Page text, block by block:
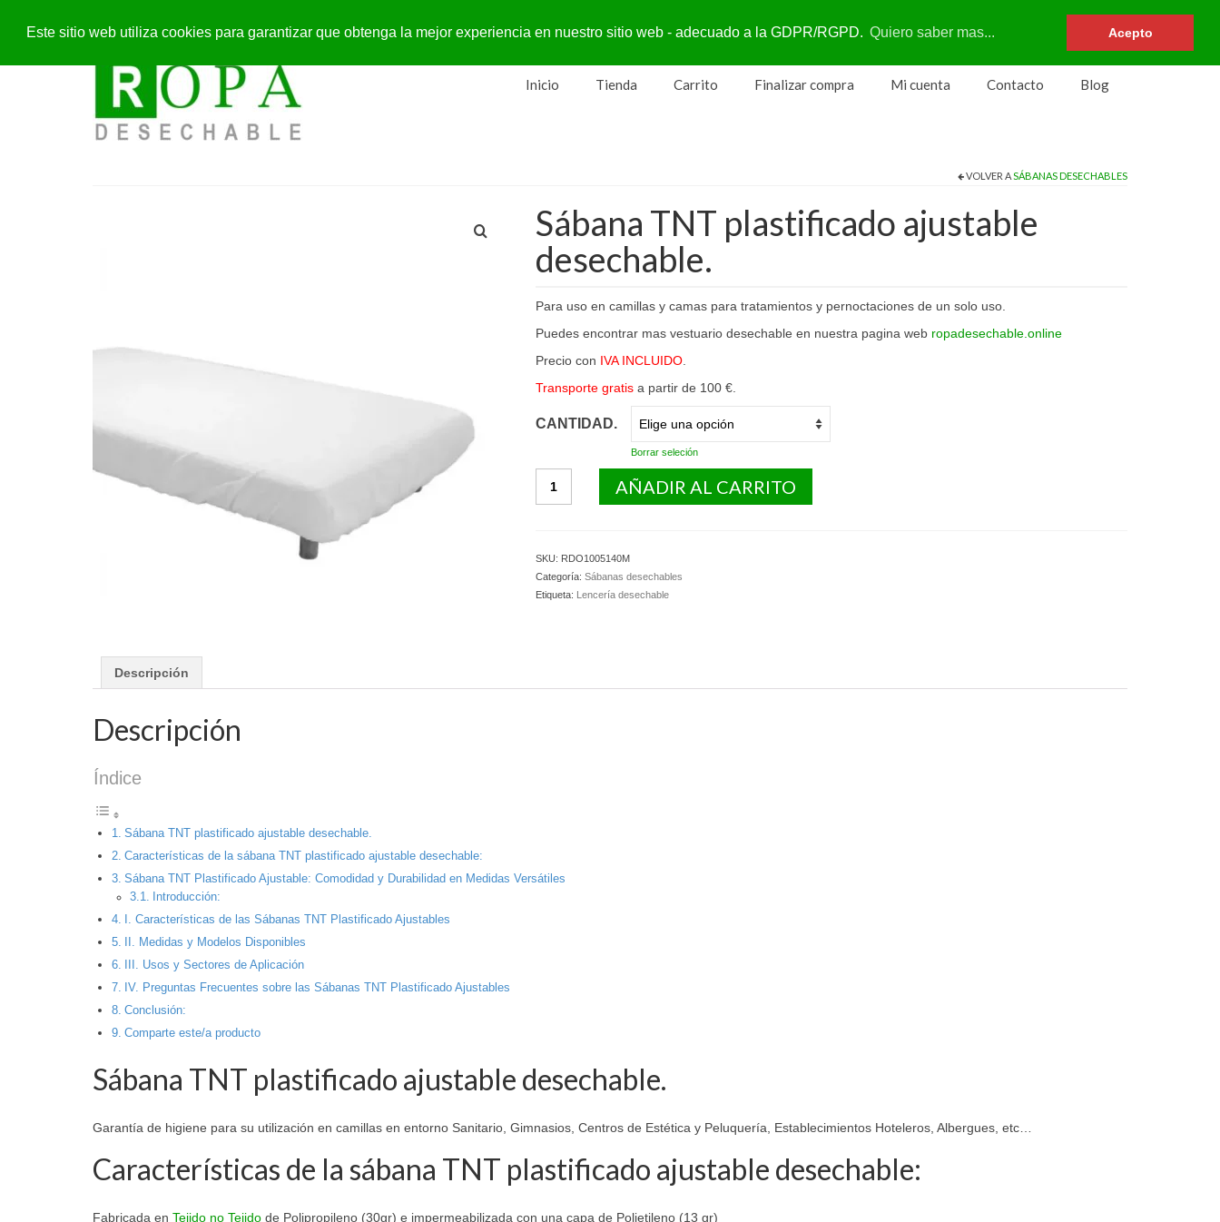
Este sitio web utiliza cookies para garantizar que obtenga la mejor experiencia en nuestro sitio web - adecuado a la GDPR/RGPD. Quiero saber mas... Acepto
Su carrito-0€
Inicio Tienda Carrito Finalizar compra Mi cuenta Contacto Blog
VOLVER ASÁBANAS DESECHABLES
Sábana TNT plastificado ajustable
desechable.
Para uso en camillas y camas para tratamientos y pernoctaciones de un solo uso.
Puedes encontrar mas vestuario desechable en nuestra pagina web ropadesechable.online
Precio con IVA INCLUIDO.
Transporte gratisa partir de 100 €.
CANTIDAD.
Borrar seleción
TNT
AÑADIR AL CARRITO
SKU: RDO1005140M
Categoría: Sábanas desechables
Etiqueta: Lencería desechable
Descripción
Descripción
Índice
Sábana TNT plastificado ajustable desechable.
Características de la sábana TNT plastificado ajustable desechable:
Sábana TNT Plastificado Ajustable: Comodidad y Durabilidad en Medidas Versátiles
Introducción:
I. Características de las Sábanas TNT Plastificado Ajustables
II. Medidas y Modelos Disponibles
III. Usos y Sectores de Aplicación
IV. Preguntas Frecuentes sobre las Sábanas TNT Plastificado Ajustables
Conclusión:
Comparte este/a producto
Sábana TNT plastificado ajustable desechable.
Garantía de higiene para su utilización en camillas en entorno Sanitario, Gimnasios, Centros de Estética y Peluquería, Establecimientos Hoteleros, Albergues, etc…
Características de la sábana TNT plastificado ajustable desechable:
Fabricada en Tejido no Tejido de Polipropileno (30gr) e impermeabilizada con una capa de Polietileno (13 gr)